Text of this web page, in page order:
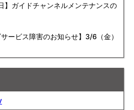
】ガイドチャンネルメンテナンスの
ービス障害のお知らせ】3/6（金）